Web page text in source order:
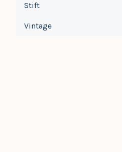
Stift
Vintage